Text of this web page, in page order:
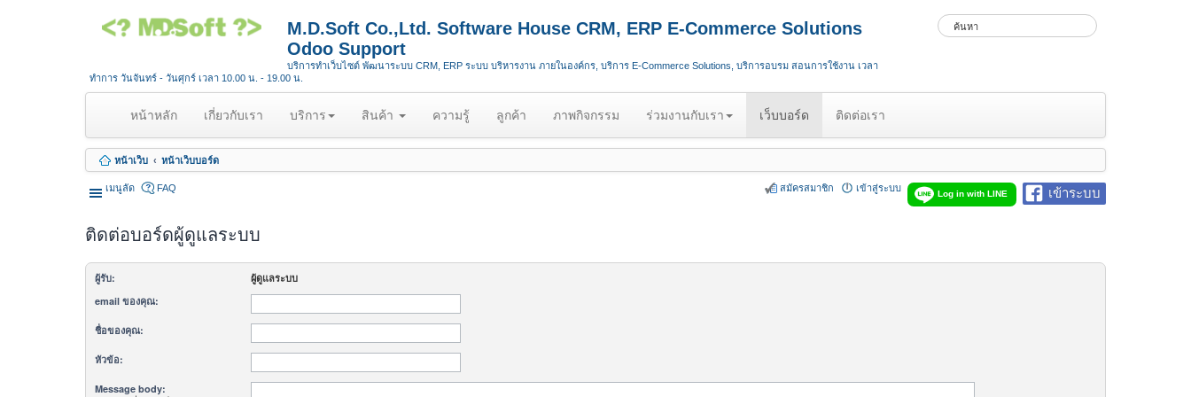
M.D.Soft Co.,Ltd. Software House CRM, ERP E-Commerce Solutions
Odoo Support
บริการทำเว็บไซต์ พัฒนาระบบ CRM, ERP ระบบ บริหารงาน ภายในองค์กร, บริการ E-Commerce Solutions, บริการอบรม สอนการใช้งาน เวลา
ทำการ วันจันทร์ - วันศุกร์ เวลา 10.00 น. - 19.00 น.
หน้าหลัก(
u
r
t
เกี่ยวกับเรา บริการ สินค้า ความรู้ ลูกค้า ภาพกิจกรรม ร่วมงานกับเรา เว็บบอร์ด ติดต่อเรา
หน้าเว็บ หน้าเว็บบอร์ด
เมนูลัด เข้าระบบ
Log in with LINE
FAQ เข้าสู่ระบบ
สมัครสมาชิก
ติดต่อบอร์ดผู้ดูแลระบบ
ผู้รับ:
ผู้ดูแลระบบ
email ของคุณ:
ชื่อของคุณ:
หัวข้อ:
Message body: